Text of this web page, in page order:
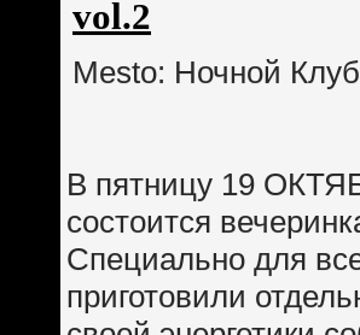
vol.2
Mesto: Ночной
В пятницу 19
состоится
Специально для
приготовили